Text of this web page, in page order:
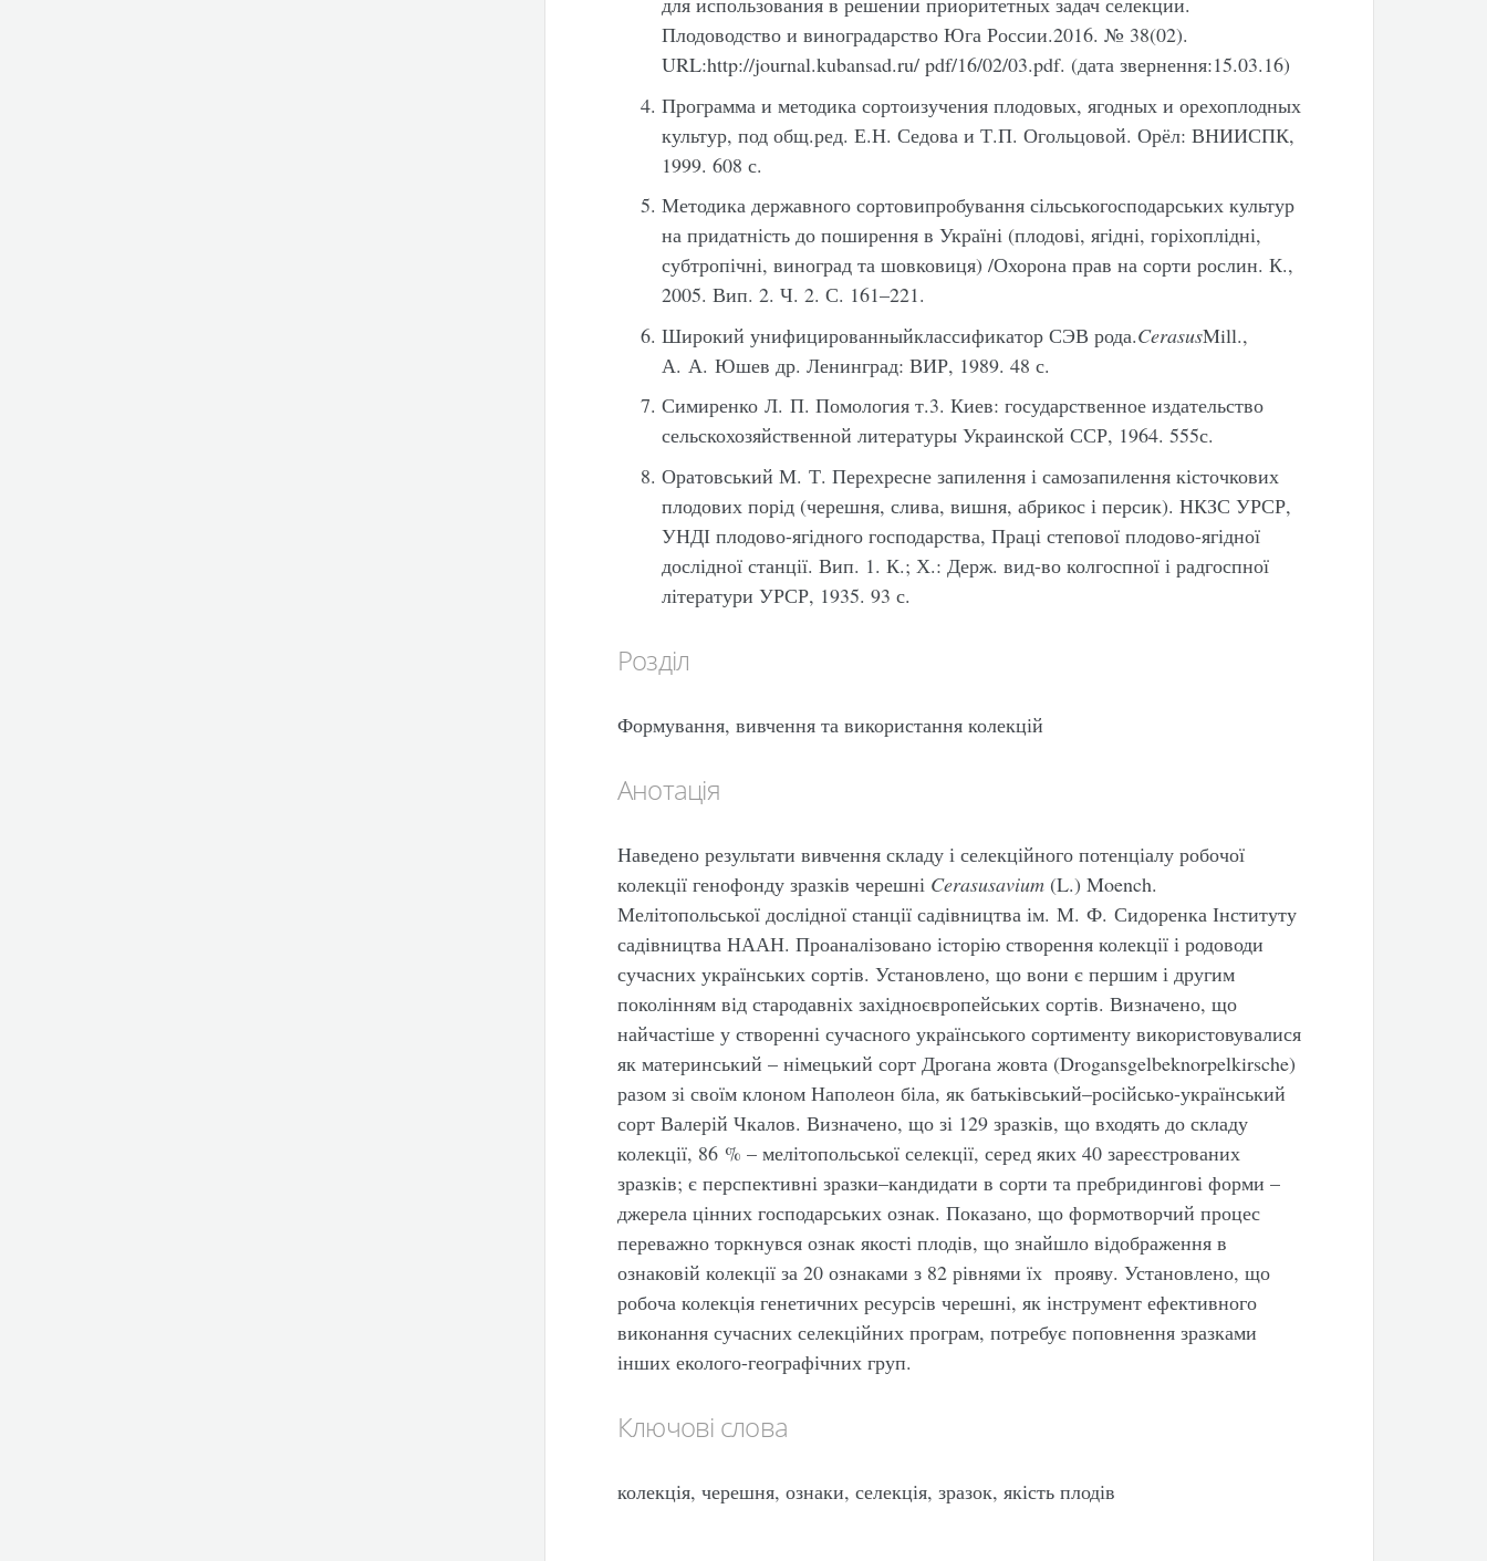
Плодоводство и виноградарство Юга России.2016. № 38(02).
URL:http://journal.kubansad.ru/ pdf/16/02/03.pdf. (дата звернення:15.03.16)
Программа и методика сортоизучения плодовых, ягодных и орехоплодных
культур, под общ.ред. Е.Н. Седова и Т.П. Огольцовой. Орёл: ВНИИСПК,
1999. 608 с.
Методика державного сортовипробування сільськогосподарських культур
на придатність до поширення в Україні (плодові, ягідні, горіхоплідні,
субтропічні, виноград та шовковиця) /Охорона прав на сорти рослин. К.,
2005. Вип. 2. Ч. 2. С. 161–221.
Широкий унифицированныйклассификатор СЭВ рода.CerasusMill.,
А. А. Юшев др. Ленинград: ВИР, 1989. 48 с.
Симиренко Л. П. Помология т.3. Киев: государственное издательство
сельскохозяйственной литературы Украинской ССР, 1964. 555с.
Оратовський М. Т. Перехресне запилення і самозапилення кісточкових
плодових порід (черешня, слива, вишня, абрикос і персик). НКЗС УРСР,
УНДІ плодово-ягідного господарства, Праці степової плодово-ягідної
дослідної станції. Вип. 1. К.; Х.: Держ. вид-во колгоспної і радгоспної
літератури УРСР, 1935. 93 с.
Розділ
Формування, вивчення та використання колекцій
Анотація
Наведено результати вивчення складу і селекційного потенціалу робочої
колекції генофонду зразків черешні Cerasusavium (L.) Moench.
Мелітопольської дослідної станції садівництва ім. М. Ф. Сидоренка Інституту
садівництва НААН. Проаналізовано історію створення колекції і родоводи
сучасних українських сортів. Установлено, що вони є першим і другим
поколінням від стародавніх західноєвропейських сортів. Визначено, що
найчастіше у створенні сучасного українського сортименту використовувалися
як материнський – німецький сорт Дрогана жовта (Drogansgelbeknorpelkirsche)
разом зі своїм клоном Наполеон біла, як батьківський–російсько-український
сорт Валерій Чкалов. Визначено, що зі 129 зразків, що входять до складу
колекції, 86 % – мелітопольської селекції, серед яких 40 зареєстрованих
зразків; є перспективні зразки–кандидати в сорти та пребридингові форми –
джерела цінних господарських ознак. Показано, що формотворчий процес
переважно торкнувся ознак якості плодів, що знайшло відображення в
ознаковій колекції за 20 ознаками з 82 рівнями їх прояву. Установлено, що
робоча колекція генетичних ресурсів черешні, як інструмент ефективного
виконання сучасних селекційних програм, потребує поповнення зразками
інших еколого-географічних груп.
Ключові слова
колекція, черешня, ознаки, селекція, зразок, якість плодів